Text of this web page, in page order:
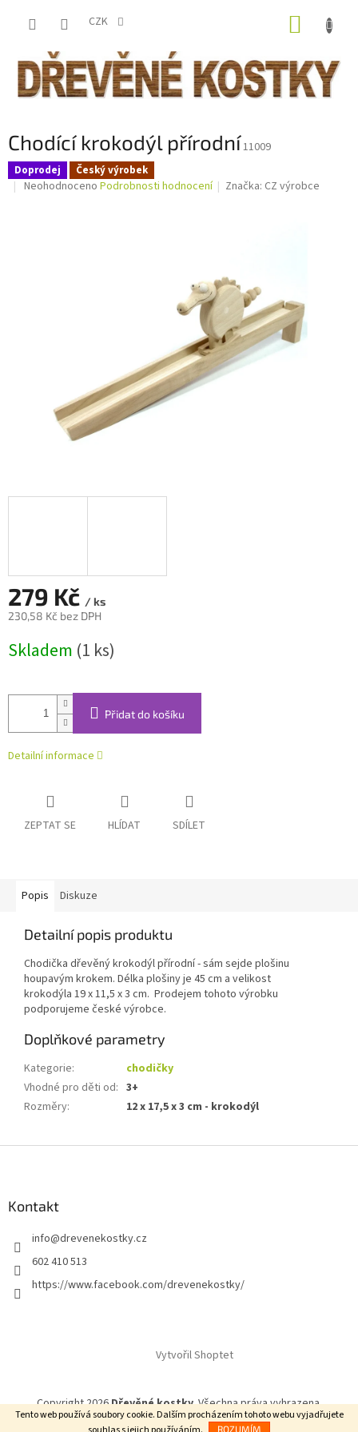
Tento web používá soubory cookie. Dalším procházením tohoto webu vyjadřujete
ROZUMÍM
CZK
Chodící krokodýl přírodní11009
Doprodej Český výrobek
Průměrné
Neohodnoceno Podrobnosti hodnocení Značka: CZ výrobce
279 Kč / ks
230,58 Kč bez DPH
cena:
Skladem (1 ks)
Přidat do košíku
Detailní informace
ZEPTAT SE HLÍDAT SDÍLET
Popis Diskuze
Detailní popis produktu
Chodička dřevěný krokodýl přírodní - sám sejde plošinu
houpavým krokem. Délka plošiny je 45 cm a velikost
krokodýla 19 x 11,5 x 3 cm. Prodejem tohoto výrobku
podporujeme české výrobce.
Doplňkové parametry
Kategorie:
chodičky
Vhodné pro děti od: 3+
Rozměry: 12 x 17,5 x 3 cm - krokodýl
Kontakt
info@drevenekostky.cz
602 410 513
https://www.facebook.com/drevenekostky/
Vytvořil Shoptet
Copyright 2026Dřevěné kostky. Všechna práva vyhrazena.